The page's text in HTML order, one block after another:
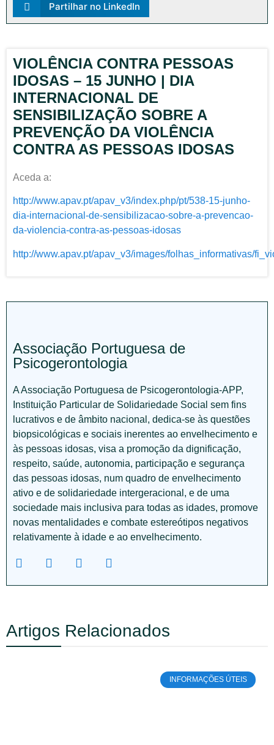
Partilhar no LinkedIn
VIOLÊNCIA CONTRA PESSOAS
IDOSAS – 15 JUNHO | DIA
INTERNACIONAL DE
SENSIBILIZAÇÃO SOBRE A
PREVENÇÃO DA VIOLÊNCIA
CONTRA AS PESSOAS IDOSAS
Aceda a:
http://www.apav.pt/apav_v3/index.php/pt/538-15-junho-
dia-internacional-de-sensibilizacao-sobre-a-prevencao-
da-violencia-contra-as-pessoas-idosas
http://www.apav.pt/apav_v3/images/folhas_informativas/
Associação Portuguesa de
Psicogerontologia
A Associação Portuguesa de Psicogerontologia-APP,
Instituição Particular de Solidariedade Social sem fins
lucrativos e de âmbito nacional, dedica-se às questões
biopsicológicas e sociais inerentes ao envelhecimento e
às pessoas idosas, visa a promoção da dignificação,
respeito, saúde, autonomia, participação e segurança
das pessoas idosas, num quadro de envelhecimento
ativo e de solidariedade intergeracional, e de uma
sociedade mais inclusiva para todas as idades, promove
novas mentalidades e combate estereótipos negativos
relativamente à idade e ao envelhecimento.
Artigos Relacionados
INFORMAÇÕES ÚTEIS